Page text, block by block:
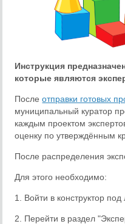
Инструкция
которые являются
Послеотправки готовых
муниципальный куратор
каждым проектом
оценку по утверждённым
После распределения
Для этого необходимо:
1. Войти в конструктор
2. Перейти в раздел